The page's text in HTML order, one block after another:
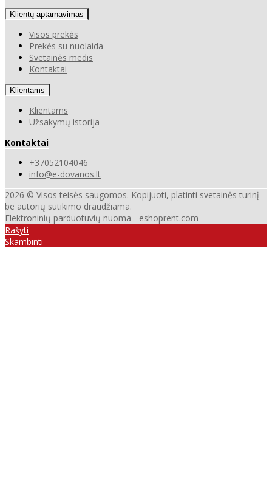
Klientų aptarnavimas
Visos prekės
Prekės su nuolaida
Svetainės medis
Kontaktai
Klientams
Klientams
Užsakymų istorija
Kontaktai
+37052104046
info@e-dovanos.lt
2026 © Visos teisės saugomos. Kopijuoti, platinti svetainės turinį
be autorių sutikimo draudžiama.
Elektroninių parduotuvių nuoma - eshoprent.com
Rašyti
Skambinti